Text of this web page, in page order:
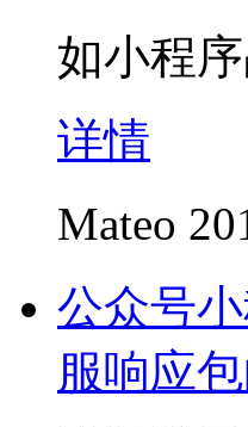
如小程
详情
Mateo
公众号
服响应